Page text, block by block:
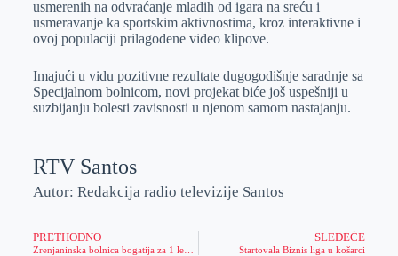
usmerenih na odvraćanje mladih od igara na sreću i
usmeravanje ka sportskim aktivnostima, kroz interaktivne i
ovoj populaciji prilagođene video klipove.
Imajući u vidu pozitivne rezultate dugogodišnje saradnje sa
Specijalnom bolnicom, novi projekat biće još uspešniji u
suzbijanju bolesti zavisnosti u njenom samom nastajanju.
RTV Santos
Autor: Redakcija radio televizije Santos
PRETHODNO
Zrenjaninska bolnica bogatija za 1 lekara subspecijalistu i 9 lekara specijalista
SLEDEĆE
Startovala Biznis liga u košarci